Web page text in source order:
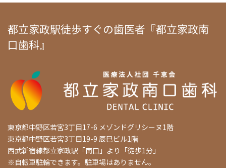
都立家政駅徒歩すぐの歯医者『都立家政南
口歯科』
東京都中野区若宮3丁目17-6 メゾンドグリシーヌ1階
東京都中野区若宮3丁目19-9 辰巳ビル1階
西武新宿線都立家政駅「南口」より「徒歩1分」
※自転車駐輪できます。駐車場はありません。